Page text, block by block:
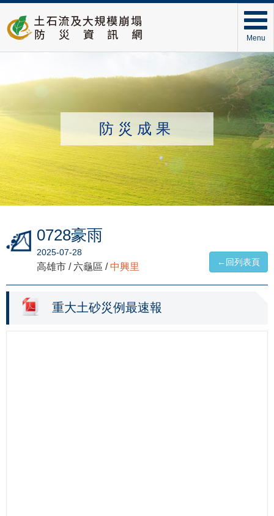
Menu
防災成果
0728豪雨
2025-07-28
高雄市 / 六龜區 / 中興里 ←回列表頁
重大土砂災例最速報